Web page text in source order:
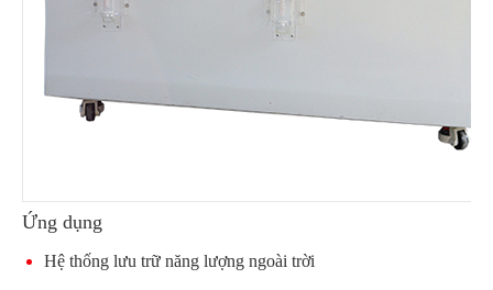
Ứng dụng
Hệ thống lưu trữ năng lượng ngoài trời